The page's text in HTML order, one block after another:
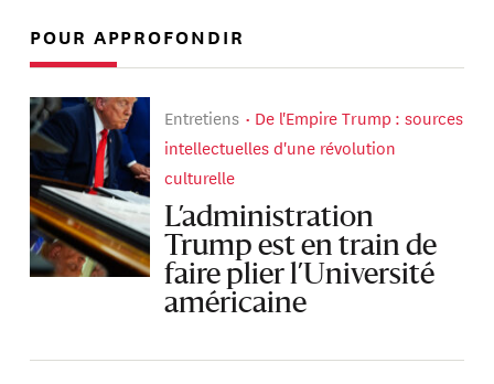
POUR APPROFONDIR
Entretiens
De l'Empire Trump : sources
intellectuelles d'une révolution
culturelle
L’administration
Trump est en train de
faire plier l’Université
américaine